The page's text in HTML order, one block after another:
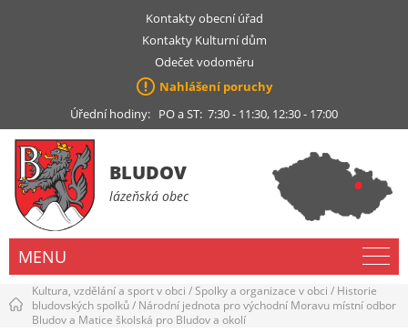
Kontakty obecní úřad
Kontakty Kulturní dům
Odečet vodoměru
Nahlášení poruchy
Úřední hodiny: PO a ST: 7:30 - 11:30, 12:30 - 17:00
BLUDOV
lázeňská obec
MENU
Kultura, vzdělání a sport v obci /Spolky a organizace v obci / Historie
bludovských spolků/ Národní jednota pro východní Moravu místní odbor
Bludov a Matice školská pro Bludov a okolí